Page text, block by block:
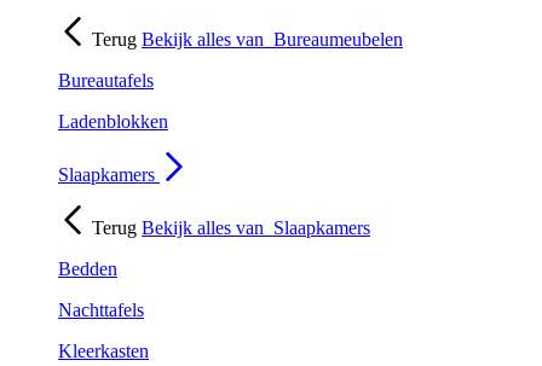
Terug Bekijk alles van Bureaumeubelen
Bureautafels
Ladenblokken
Slaapkamers
Terug Bekijk alles van Slaapkamers
Bedden
Nachttafels
Kleerkasten